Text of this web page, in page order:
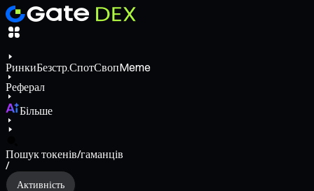
РинкиБезстр.СпотСвопMeme
Реферал
Більше
Пошук токенів/гаманців
/
Активність